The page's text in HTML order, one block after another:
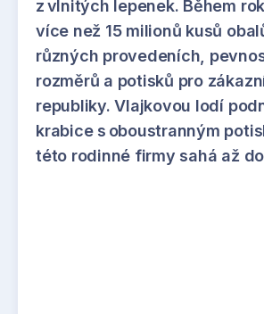
z vlnitých lepenek. Během
více než 15 milionů kusů
různých provedeních,
rozměrů a potisků pro
republiky. Vlajkovou lodí
krabice s oboustranným
této rodinné firmy sahá až